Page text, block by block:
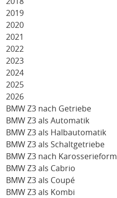
2019
2020
2021
2022
2023
2024
2025
2026
BMW Z3 nach Getriebe
BMW Z3 als Automatik
BMW Z3 als Halbautomatik
BMW Z3 als Schaltgetriebe
BMW Z3 nach Karosserieform
BMW Z3 als Cabrio
BMW Z3 als Coupé
BMW Z3 als Kombi